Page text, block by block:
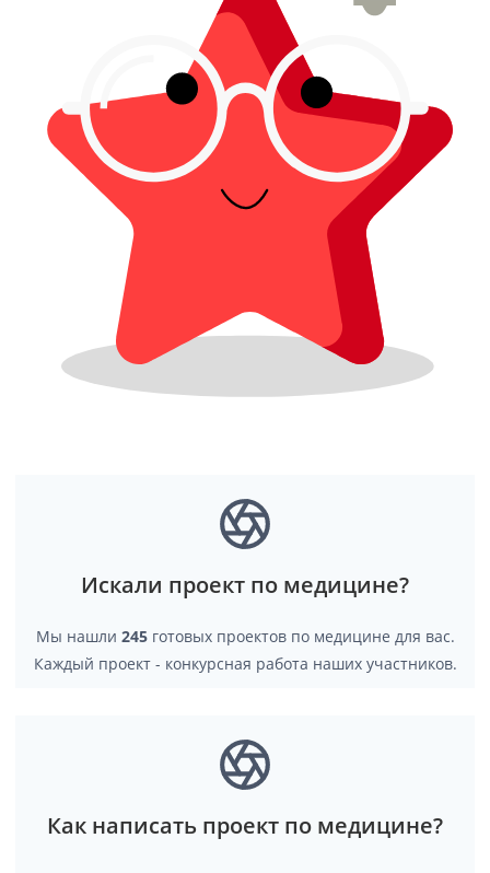
Искали проект по медицине?
Мы нашли 245готовых проектов по медицине для вас.
Каждый проект - конкурсная работа наших участников.
Как написать проект по медицине?